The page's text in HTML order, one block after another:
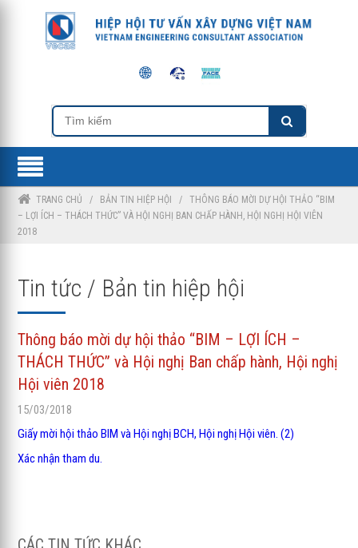
TRANG CHỦ / BẢN TIN HIỆP HỘI /THÔNG BÁO MỜI DỰ HỘI THẢO “BIM
– LỢI ÍCH – THÁCH THỨC” VÀ HỘI NGHỊ BAN CHẤP HÀNH, HỘI NGHỊ HỘI VIÊN
2018
Tin tức / Bản tin hiệp hội
Thông báo mời dự hội thảo “BIM – LỢI ÍCH –
THÁCH THỨC” và Hội nghị Ban chấp hành, Hội nghị
Hội viên 2018
15/03/2018
Giấy mời hội thảo BIM và Hội nghị BCH, Hội nghị Hội viên. (2)
Xác nhận tham du.